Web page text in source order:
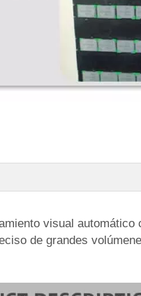
visual
de grandes